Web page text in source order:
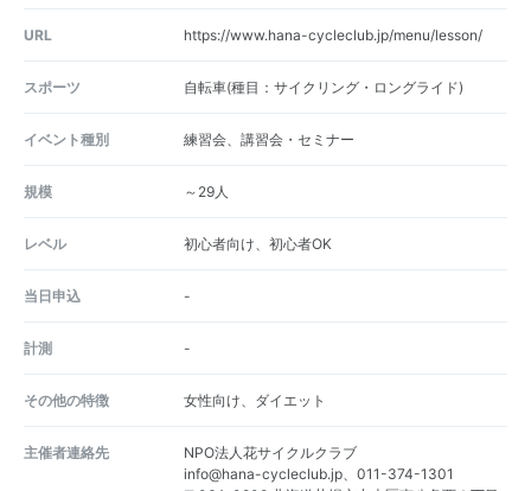
URL https://www.hana-cycleclub.jp/menu/lesson/
スポーツ 自転車(種目：サイクリング・ロングライド)
イベント種別 練習会、講習会・セミナー
規模 ～29人
レベル 初心者向け、初心者OK
当日申込 -
計測 -
その他の特徴 女性向け、ダイエット
主催者連絡先
NPO法人花サイクルクラブ
info@hana-cycleclub.jp、011-374-1301